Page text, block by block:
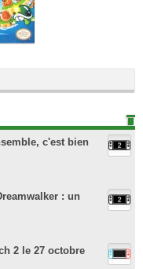
c'est bien
: un
2 le 27 octobre